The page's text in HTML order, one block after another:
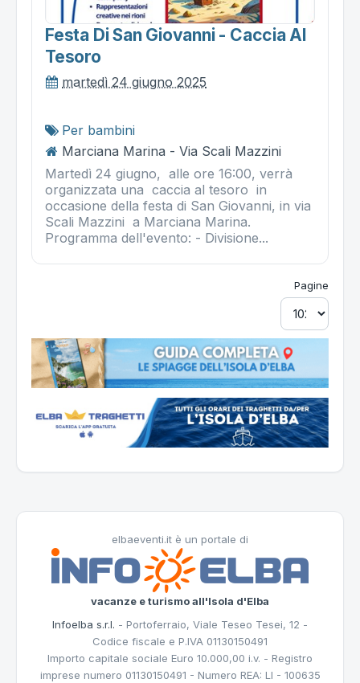
Festa Di San Giovanni - Caccia Al
Tesoro
martedì 24 giugno 2025
Per bambini
Marciana Marina - Via Scali Mazzini
Martedì 24 giugno, alle ore 16:00, verrà
organizzata una caccia al tesoro in
occasione della festa di San Giovanni, in via
Scali Mazzini a Marciana Marina.
Programma dell'evento: - Divisione...
Pagine
elbaeventi.it è un portale di
vacanze e turismo all'Isola d'Elba
Infoelba s.r.l. - Portoferraio, Viale Teseo Tesei, 12 -
Codice fiscale e P.IVA 01130150491
Importo capitale sociale Euro 10.000,00 i.v. - Registro
imprese numero 01130150491 - Numero REA: LI - 100635